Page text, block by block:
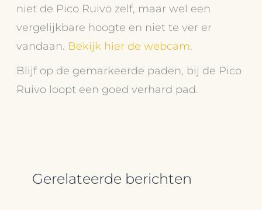
niet de Pico Ruivo zelf, maar wel een
vergelijkbare hoogte en niet te ver er
vandaan. Bekijk hier de webcam.
Blijf op de gemarkeerde paden, bij de Pico
Ruivo loopt een goed verhard pad.
Gerelateerde berichten